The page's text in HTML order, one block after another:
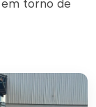
torno de